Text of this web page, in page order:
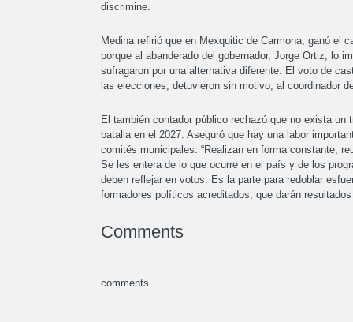
discrimine.
Medina refirió que en Mexquitic de Carmona, ganó el
porque al abanderado del gobernador, Jorge Ortiz, lo
sufragaron por una alternativa diferente. El voto de
las elecciones, detuvieron sin motivo, al coordinador
El también contador público rechazó que no exista
batalla en el 2027. Aseguró que hay una labor
comités municipales. “Realizan en forma constante,
Se les entera de lo que ocurre en el país y de los
deben reflejar en votos. Es la parte para redoblar
formadores políticos acreditados, que darán
Comments
comments